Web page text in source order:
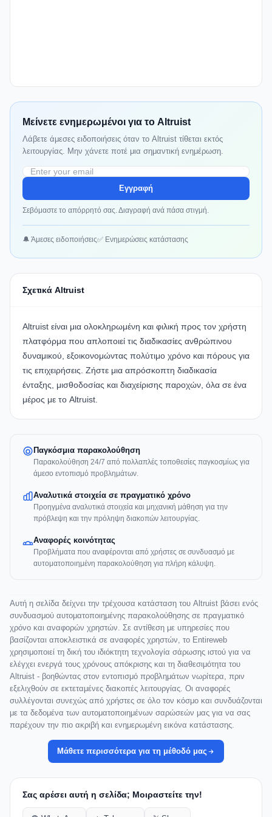
Μείνετε ενημερωμένοι για το Altruist
Λάβετε άμεσες ειδοποιήσεις όταν το Altruist τίθεται εκτός
λειτουργίας. Μην χάνετε ποτέ μια σημαντική ενημέρωση.
Εγγραφή
Σεβόμαστε το απόρρητό σας. Διαγραφή ανά πάσα στιγμή.
🔔 Άμεσες ειδοποιήσεις✅ Ενημερώσεις κατάστασης
Σχετικά Altruist
Altruist είναι μια ολοκληρωμένη και φιλική προς τον χρήστη
πλατφόρμα που απλοποιεί τις διαδικασίες ανθρώπινου
δυναμικού, εξοικονομώντας πολύτιμο χρόνο και πόρους για
τις επιχειρήσεις. Ζήστε μια απρόσκοπτη διαδικασία
ένταξης, μισθοδοσίας και διαχείρισης παροχών, όλα σε ένα
μέρος με το Altruist.
Παγκόσμια παρακολούθηση
Παρακολούθηση 24/7 από πολλαπλές τοποθεσίες παγκοσμίως για
άμεσο εντοπισμό προβλημάτων.
Αναλυτικά στοιχεία σε πραγματικό χρόνο
Προηγμένα αναλυτικά στοιχεία και μηχανική μάθηση για την
πρόβλεψη και την πρόληψη διακοπών λειτουργίας.
Αναφορές κοινότητας
Προβλήματα που αναφέρονται από χρήστες σε συνδυασμό με
αυτοματοποιημένη παρακολούθηση για πλήρη κάλυψη.
Αυτή η σελίδα δείχνει την τρέχουσα κατάσταση του Altruist βάσει ενός
συνδυασμού αυτοματοποιημένης παρακολούθησης σε πραγματικό
χρόνο και αναφορών χρηστών. Σε αντίθεση με υπηρεσίες που
βασίζονται αποκλειστικά σε αναφορές χρηστών, το Entireweb
χρησιμοποιεί τη δική του ιδιόκτητη τεχνολογία σάρωσης ιστού για να
ελέγχει ενεργά τους χρόνους απόκρισης και τη διαθεσιμότητα του
Altruist - βοηθώντας στον εντοπισμό προβλημάτων νωρίτερα, πριν
εξελιχθούν σε εκτεταμένες διακοπές λειτουργίας. Οι αναφορές
συλλέγονται συνεχώς από χρήστες σε όλο τον κόσμο και συνδυάζονται
με τα δεδομένα των αυτοματοποιημένων σαρώσεών μας για να σας
παρέχουν την πιο ακριβή και ενημερωμένη εικόνα κατάστασης.
Μάθετε περισσότερα για τη μέθοδό μας
Σας αρέσει αυτή η σελίδα; Μοιραστείτε την!